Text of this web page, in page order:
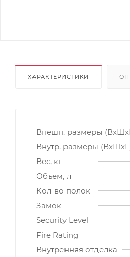
ХАРАКТЕРИСТИКИ
Внешн. размеры
Внутр. размеры
Вес, кг
Объем, л
Кол-во полок
Замок
Security Level
Fire Rating
Внутренняя отделка